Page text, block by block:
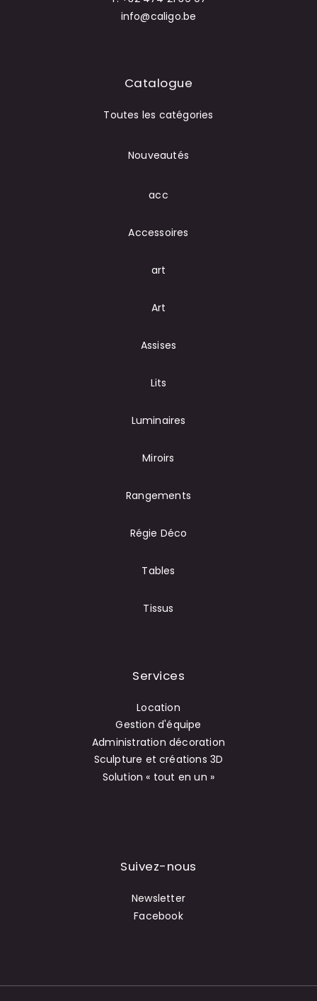
info@caligo.be
Catalogue
Toutes les catégories
Nouveautés
acc
Accessoires
art
Art
Assises
Lits
Luminaires
Miroirs
Rangements
Régie Déco
Tables
Tissus
Services
Location
Gestion d'équipe
Administration décoration
Sculpture et créations 3D
Solution « tout en un »
Suivez-nous
Newsletter
Facebook